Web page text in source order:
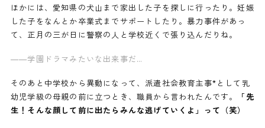
ほかには、愛知県の犬山まで家出した子を探しに行ったり。妊娠
した子をなんとか卒業式までサポートしたり。暴力事件があっ
て、正月の三が日に警察の人と学校近くで張り込んだりね。
——学園ドラマみたいな出来事だ…
そのあと中学校から異動になって、派遣社会教育主事*として乳
幼児学級の母親の前に立つとき、職員から言われたんです。
「先
生！そんな顔して前に出たらみんな逃げていくよ」って（笑）